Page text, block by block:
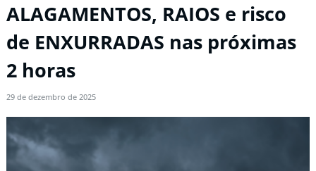
ALAGAMENTOS, RAIOS e risco
de ENXURRADAS nas próximas
2 horas
29 de dezembro de 2025